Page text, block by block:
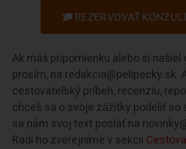
REZERVOVAŤ
Ak máš pripomienku alebo si našiel
prosím, na redakcia@pelipecky.sk.
cestovateľský príbeh, recenziu,
chceš sa o svoje zážitky podeliť so
sa nám svoj text poslať na
Radi ho zverejníme v sekcii